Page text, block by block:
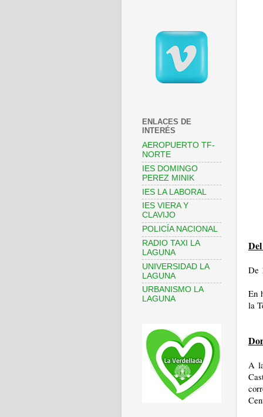
De
En
la
A
ENLACES DE
INTERÉS
AEROPUERTO TF-
NORTE
IES DOMINGO
PEREZ MINIK
IES LA LABORAL
IES VIERA Y
CLAVIJO
POLICÍA NACIONAL
RADIO TAXI LA
LAGUNA
UNIVERSIDAD LA
LAGUNA
URBANISMO LA
LAGUNA